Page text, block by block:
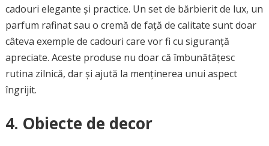
cadouri elegante și practice. Un set de bărbierit de lux, un
parfum rafinat sau o cremă de față de calitate sunt doar
câteva exemple de cadouri care vor fi cu siguranță
apreciate. Aceste produse nu doar că îmbunătățesc
rutina zilnică, dar și ajută la menținerea unui aspect
îngrijit.
4. Obiecte de decor